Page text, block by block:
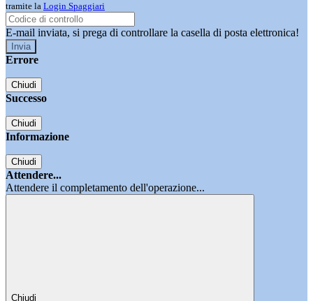
tramite la Login Spaggiari
E-mail inviata, si prega di controllare la casella di posta elettronica!
Errore
Chiudi
Successo
Chiudi
Informazione
Chiudi
Attendere...
Attendere il completamento dell'operazione...
Chiudi